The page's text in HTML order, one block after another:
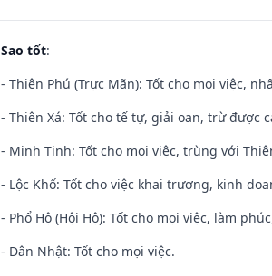
Sao tốt:
- Thiên Phú (Trực Mãn): Tốt cho mọi việc,
- Thiên Xá: Tốt cho tế tự, giải oan, trừ được
- Minh Tinh: Tốt cho mọi việc, trùng với
- Lộc Khố: Tốt cho việc khai trương, kinh
- Phổ Hộ (Hội Hộ): Tốt cho mọi việc, làm
- Dân Nhật: Tốt cho mọi việc.